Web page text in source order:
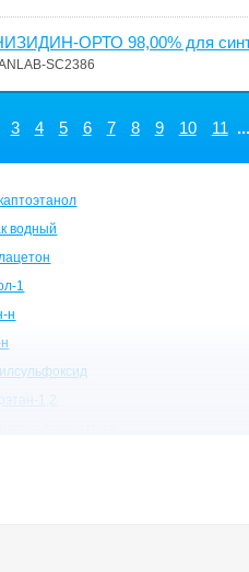
ОРТО 98,00% для
SC2386
3 4 5 6 7 8 9 10 11 ...
водный
1
н
1,2